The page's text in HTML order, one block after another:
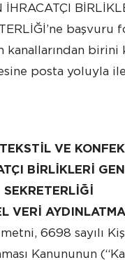
İHRACATÇI
başvuru
kanallarından birini
posta yoluyla
VE
BİRLİKLERİ
SEKRETERLİĞİ
VERİ
6698 sayılı
Kanununun